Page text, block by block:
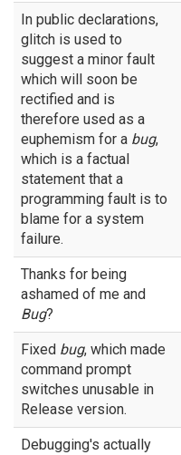
In public declarations,
glitch is used to
suggest a minor fault
which will soon be
rectified and is
therefore used as a
euphemism for a bug,
which is a factual
statement that a
programming fault is to
blame for a system
failure.
Thanks for being
ashamed of me and
Bug?
Fixed bug, which made
command prompt
switches unusable in
Release version.
Debugging's actually